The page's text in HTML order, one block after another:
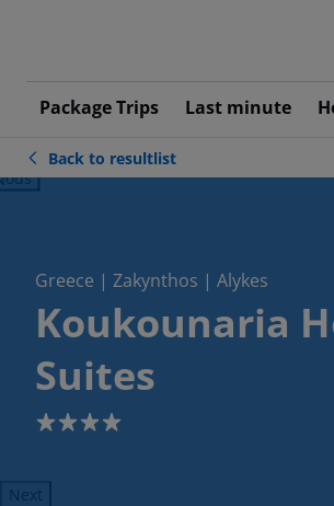
Package Trips Last minute
Back to resultlist
Greece | Zakynthos | Alykes
Koukounaria
Suites
4
Next